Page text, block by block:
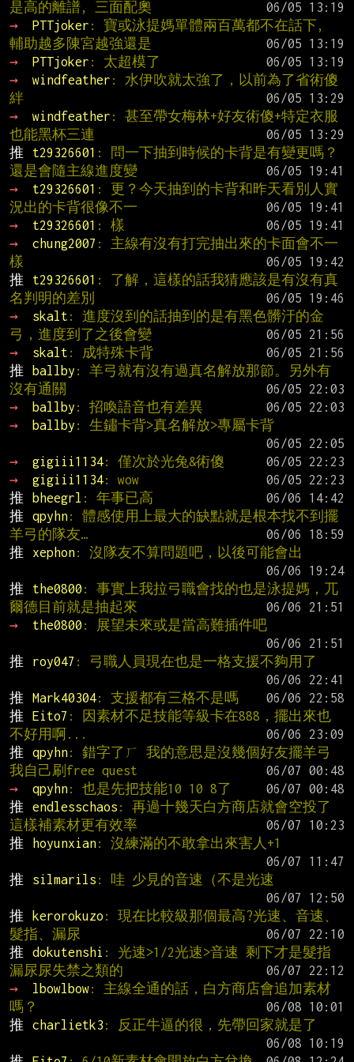
是高的離譜, 三面配奧
→
PTTjoker : 寶或泳提媽單體兩百萬都不在話下,
輔助越多陳宮越強還是
→
PTTjoker : 太超模了
→
windfeather : 水伊吹就太強了，以前為了省術傻
絆
→
windfeather : 甚至帶女梅林+好友術傻+特定衣服
也能黑杯三連
推
t29326601 : 問一下抽到時候的卡背是有變更嗎？
還是會隨主線進度變
→
t29326601 : 更？今天抽到的卡背和昨天看別人實
況出的卡背很像不一
→
t29326601 : 樣
→
chung2007 : 主線有沒有打完抽出來的卡面會不一
樣
推
t29326601 : 了解，這樣的話我猜應該是有沒有真
名判明的差別
→
skalt : 進度沒到的話抽到的是有黑色髒汙的金
弓，進度到了之後會變
→
skalt : 成特殊卡背
推
ballby : 羊弓就有沒有過真名解放那節。另外有
沒有通關
→
ballby : 招喚語音也有差異
→
ballby : 生鏽卡背>真名解放>專屬卡背
→
gigiii1134: 僅次於光兔&術傻
→
gigiii1134: wow
推
bheegrl : 年事已高
推
qpyhn: 體感使用上最大的缺點就是根本找不到擺
羊弓的隊友…
推
xephon: 沒隊友不算問題吧，以後可能會出
推
the0800 : 事實上我拉弓職會找的也是泳提媽，兀
爾德目前就是抽起來
→
the0800 : 展望未來或是當高難插件吧
推
roy047 : 弓職人員現在也是一格支援不夠用了
推
Mark40304: 支援都有三格不是嗎
推
Eito7 : 因素材不足技能等級卡在888，擺出來也
不好用啊...
推
qpyhn: 錯字了ㄏ 我的意思是沒幾個好友擺羊弓
我自己刷free quest
→
qpyhn: 也是先把技能10 10 8了
推
endlesschaos : 再過十幾天白方商店就會空投了
這樣補素材更有效率
推
hoyunxian: 沒練滿的不敢拿出來害人+1
推
silmarils : 哇 少見的音速（不是光速
推
kerorokuzo : 現在比較級那個最高?光速、音速、
髮指、漏尿
推
dokutenshi : 光速>1/2光速>音速 剩下才是髮指
漏尿尿失禁之類的
→
lbowlbow: 主線全通的話，白方商店會追加素材
嗎？
推
charlietk3 : 反正牛逼的很，先帶回家就是了